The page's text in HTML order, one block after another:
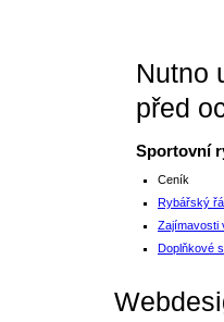
Nutno
před
Sportovní
Ceník
Rybářský
Zajímavosti
Doplňkové